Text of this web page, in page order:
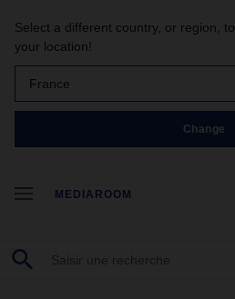
Select a different country, or region,
your location!
France
Change
MEDIAROOM